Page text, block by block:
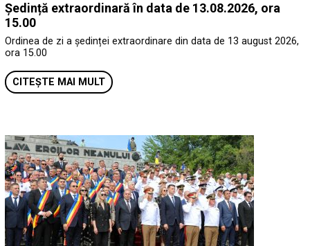
Ședință extraordinară în data de 13.08.2026, ora
15.00
Ordinea de zi a ședinței extraordinare din data de 13 august 2026,
ora 15.00
CITEȘTE MAI MULT